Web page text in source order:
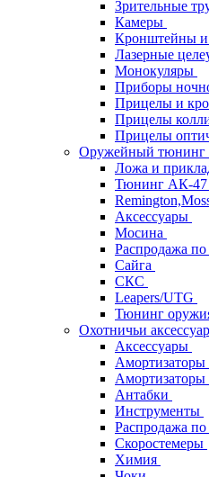
Зрительные
Камеры
Кронштейны и
Лазерные
Монокуляры
Приборы
Прицелы и
Прицелы
Прицелы
Оружейный тюнинг
Ложа и
Тюнинг АК-47
Аксессуары
Мосина
Распродажа
Сайга
СКС
Leapers/UTG
Тюнинг
Охотничьи
Аксессуары
Амортизаторы
Антабки
Инструменты
Распродажа
Скоростемеры
Химия